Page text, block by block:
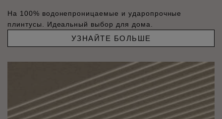
На 100% водонепроницаемые и ударопрочные
плинтусы. Идеальный выбор для дома.
УЗНАЙТЕ БОЛЬШЕ